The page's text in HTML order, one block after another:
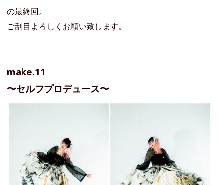
の最終回。
ご刮目よろしくお願い致します。
make.11
〜セルフプロデュース〜